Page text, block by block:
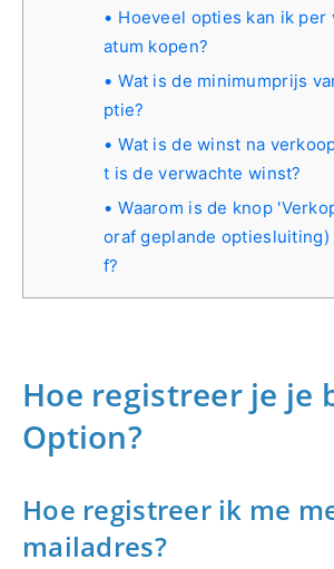
Hoeveel opties kan ik per
atum kopen?
Wat is de minimumprijs
ptie?
Wat is de winst na
t is de verwachte winst?
Waarom is de knop
oraf geplande optiesluiting)
f?
Hoe registreer je je
Option?
Hoe registreer ik me
mailadres?